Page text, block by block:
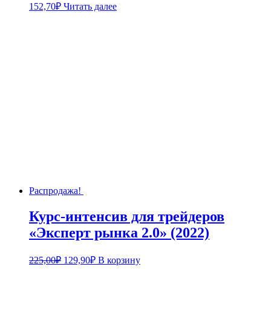
152,70₽ Читать далее
Распродажа!
Курс-интенсив для трейдеров
«Эксперт рынка 2.0» (2022)
225,00₽ Первоначальная
129,90₽Текущая
цена:
В корзину